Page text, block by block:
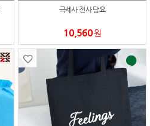
극세사 전사 담요
10,560원